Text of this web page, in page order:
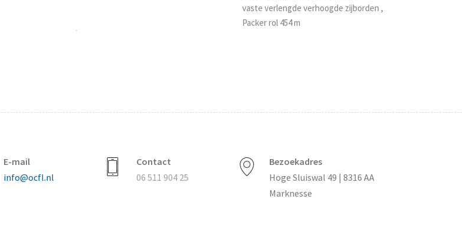
vaste verlengde verhoogde zijborden ,
Packer rol 454 m
E-mail
info@ocfl.nl
Contact
06 511 904 25
Bezoekadres
Hoge Sluiswal 49 | 8316 AA
Marknesse